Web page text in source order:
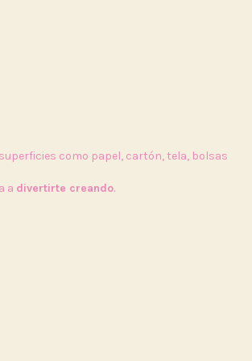
como papel, cartón, tela, bolsas
a divertirte creando.